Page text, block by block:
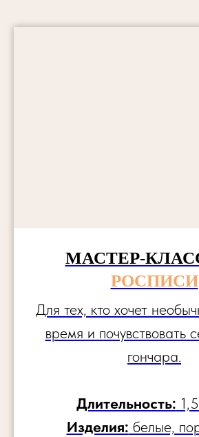
МАСТЕР-
РОСПИСИ
Для тех, кто хочет
время и почувствовать
гончара.
Длительность:
Изделия: белые,